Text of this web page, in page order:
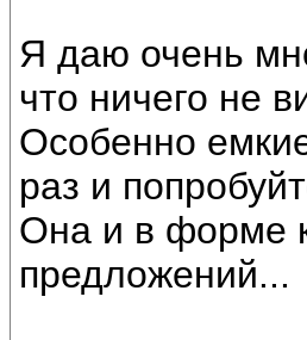
Я даю очень
что ничего не
Особенно
раз и
Она и в форме
предложений...